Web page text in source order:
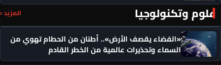
علوم وتكنولوجيا المزيد ‹
«الفضاء يقصف الأرض».. أطنان من الحطام تهوي من
السماء وتحذيرات عالمية من الخطر القادم